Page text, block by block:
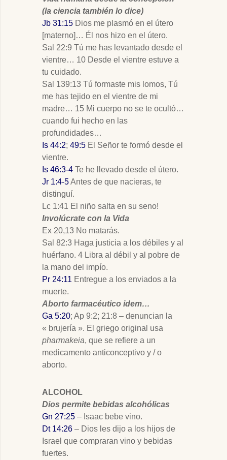
(la ciencia también lo dice)
Jb 31:15 Dios me plasmó en el útero
[materno]… Él nos hizo en el útero.
Sal 22:9 Tú me has levantado desde el
vientre… 10 Desde el vientre estuve a
tu cuidado.
Sal 139:13 Tú formaste mis lomos, Tú
me has tejido en el vientre de mi
madre… 15 Mi cuerpo no se te ocultó…
cuando fui hecho en las
profundidades…
Is 44:2; 49:5 El Señor te formó desde el
vientre.
Is 46:3-4 Te he llevado desde el útero.
Jr 1:4-5Antes de que nacieras, te
distinguí.
Lc 1:41 El niño salta en su seno!
Involúcrate con la Vida
Ex 20,13 No matarás.
Sal 82:3 Haga justicia a los débiles y al
huérfano. 4 Libra al débil y al pobre de
la mano del impío.
Pr 24:11 Entregue a los enviados a la
muerte.
Aborto farmacéutico idem…
Ga 5:20; Ap 9:2; 21:8 – denuncian la
« brujería ». El griego original usa
pharmakeia, que se refiere a un
medicamento anticonceptivo y / o
aborto.
ALCOHOL
Dios permite bebidas alcohólicas
Gn 27:25 – Isaac bebe vino.
Dt 14:26 – Dios les dijo a los hijos de
Israel que compraran vino y bebidas
fuertes.